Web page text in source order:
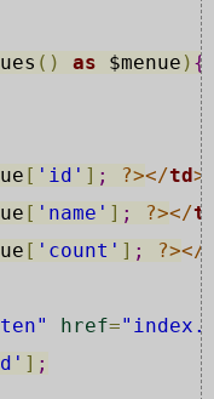
( ) as $menue ) {
[ 'id' ] ; ?></td>
[ 'name' ] ; ?></
[ 'count' ] ; ?></
href=
] ;